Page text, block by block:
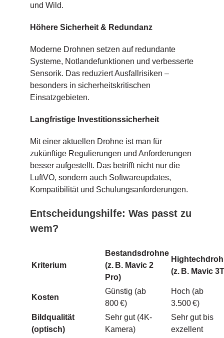
und Wild.
Höhere Sicherheit & Redundanz
Moderne Drohnen setzen auf redundante
Systeme, Notlandefunktionen und verbesserte
Sensorik. Das reduziert Ausfallrisiken –
besonders in sicherheitskritischen
Einsatzgebieten.
Langfristige Investitionssicherheit
Mit einer aktuellen Drohne ist man für
zukünftige Regulierungen und Anforderungen
besser aufgestellt. Das betrifft nicht nur die
LuftVO, sondern auch Softwareupdates,
Kompatibilität und Schulungsanforderungen.
Entscheidungshilfe: Was passt zu
wem?
Kriterium
Bestandsdrohne
(z.B. Mavic 2
Pro)
(z.B. Mavic
Kosten
Günstig (ab
800 €)
Hoch (ab
3.500 €)
Bildqualität
(optisch)
Sehr gut (4K-
Kamera)
Sehr gut bis
exzellent